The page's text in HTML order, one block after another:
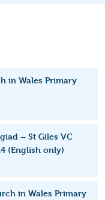
in Wales Primary
– St Giles VC
(English only)
in Wales Primary